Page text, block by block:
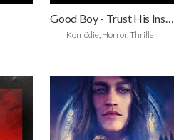
Good Boy - Trust His Instincts
Komödie, Horror, Thriller